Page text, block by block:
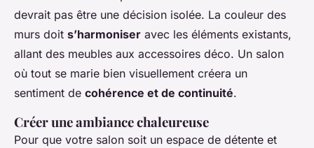
devrait pas être une décision isolée. La couleur des
murs doit s’harmoniser avec les éléments existants,
allant des meubles aux accessoires déco. Un salon
où tout se marie bien visuellement créera un
sentiment de cohérence et de continuité.
Créer une ambiance chaleureuse
Pour que votre salon soit un espace de détente et